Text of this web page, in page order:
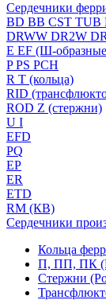
Сердечники
BD BB CST TUB
DRWW DR2W
E EF (Ш-
P PS PCH
R T (кольца)
RID
ROD Z (стержни)
U I
EFD
PQ
EP
ER
ETD
RM (КВ)
Сердечники
Кольца
П, ПП, ПК
Стержни